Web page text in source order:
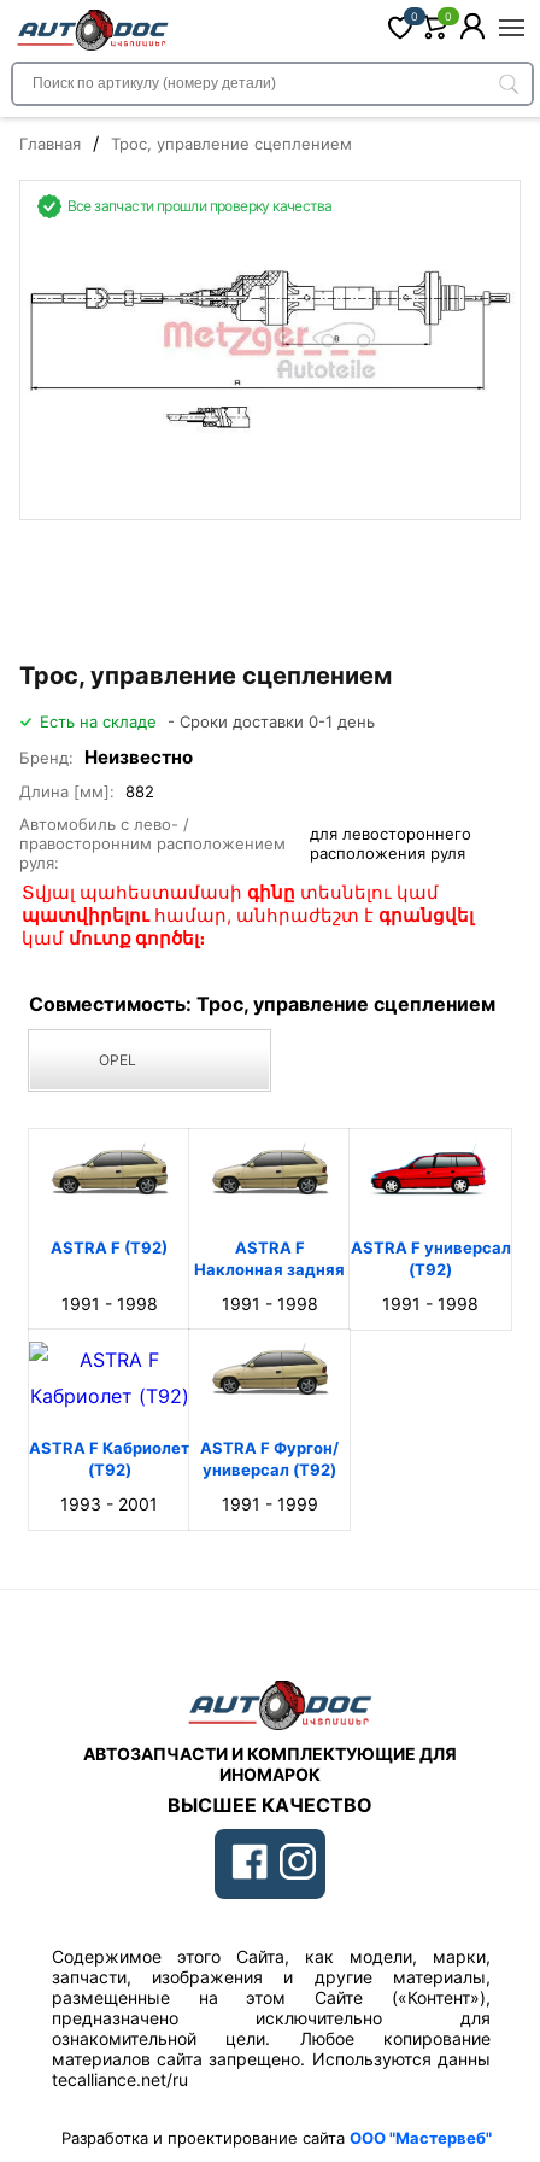
0 0
Главная / Трос, управление сцеплением
Все запчасти прошли проверку качества
Трос, управление сцеплением
Есть на складе
- Сроки доставки 0-1 день
Бренд:
Неизвестно
Длина [мм]:
882
Автомобиль с лево- /
правосторонним расположением
руля:
для левостороннего
расположения руля
Տվյալ պահեստամասի գինը տեսնելու կամ
պատվիրելուհամար, անհրաժեշտ է գրանցվել
կամ մուտք գործել։
Совместимость: Трос, управление сцеплением
OPEL
ASTRA F (T92)
1991 - 1998
ASTRA F
Наклонная задняя
1991 - 1998
ASTRA F универсал
(T92)
1991 - 1998
ASTRA F Кабриолет
(T92)
1993 - 2001
ASTRA F Фургон/
универсал (T92)
1991 - 1999
АВТОЗАПЧАСТИ И КОМПЛЕКТУЮЩИЕ ДЛЯ
ИНОМАРОК
ВЫСШЕЕ КАЧЕСТВО
Содержимое этого Сайта, как модели, марки,
запчасти, изображения и другие материалы,
размещенные на этом Сайте («Контент»),
предназначено исключительно для
ознакомительной цели. Любое копирование
материалов сайта запрещено. Используются данны
tecalliance.net/ru
Разработка и проектирование сайтаООО "Мастервеб"